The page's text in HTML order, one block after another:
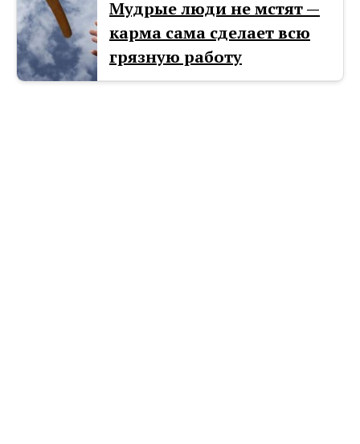
Мудрые люди не мстят —
карма сама сделает всю
грязную работу